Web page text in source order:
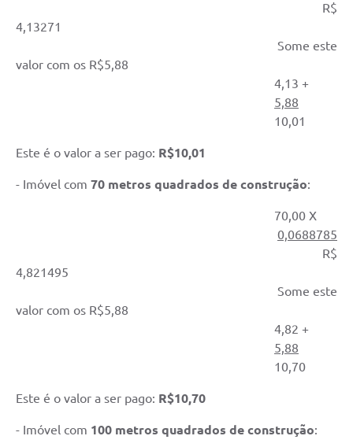
R$
4,13271
Some este
valor com os R$5,88
4,13 +
5,88
10,01
Este é o valor a ser pago: R$10,01
- Imóvel com 70 metros quadrados de construção:
70,00 X
0,0688785
R$
4,821495
Some este
valor com os R$5,88
4,82 +
5,88
10,70
Este é o valor a ser pago: R$10,70
- Imóvel com 100 metros quadrados de construção: